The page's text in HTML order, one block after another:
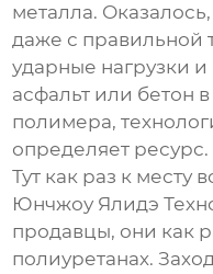
металла.
даже с правильной
ударные нагрузки
асфальт или бетон
полимера,
определяет ресурс.
Тут как раз к месту
Юнчжоу Ялидэ
продавцы, они как
полиуретанах.